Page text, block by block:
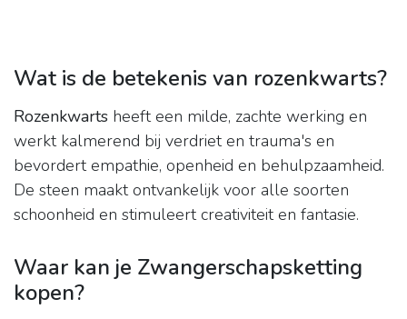
Wat is de betekenis van rozenkwarts?
Rozenkwarts heeft een milde, zachte werking en
werkt kalmerend bij verdriet en trauma's en
bevordert empathie, openheid en behulpzaamheid.
De steen maakt ontvankelijk voor alle soorten
schoonheid en stimuleert creativiteit en fantasie.
Waar kan je Zwangerschapsketting
kopen?